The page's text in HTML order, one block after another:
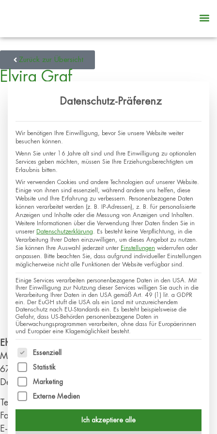
Zurück zur Übersicht
Elvira Graf
Elvira Graf
Mühltorstr. 27
67245
Lambsheim
Deutschland
Telefon:
Fax:
+49 6233 346673
E-Mail:
Datenschutz-Präferenz
Wir benötigen Ihre Einwilligung, bevor Sie unsere Website weiter
besuchen können.
Wenn Sie unter 16 Jahre alt sind und Ihre Einwilligung zu optionalen
Services geben möchten, müssen Sie Ihre Erziehungsberechtigten um
Erlaubnis bitten.
Wir verwenden Cookies und andere Technologien auf unserer Website.
Einige von ihnen sind essenziell, während andere uns helfen, diese
Website und Ihre Erfahrung zu verbessern.
Personenbezogene Daten
können verarbeitet werden (z. B. IP-Adressen), z. B. für personalisierte
Anzeigen und Inhalte oder die Messung von Anzeigen und Inhalten.
Weitere Informationen über die Verwendung Ihrer Daten finden Sie in
unserer Datenschutzerklärung
Es besteht keine Verpflichtung, in die
Verarbeitung Ihrer Daten einzuwilligen, um dieses Angebot zu nutzen.
Sie können Ihre Auswahl jederzeit unter Einstellungen widerrufen oder
anpassen.
Bitte beachten Sie, dass aufgrund individueller Einstellungen
möglicherweise nicht alle Funktionen der Website verfügbar sind.
Einige Services verarbeiten personenbezogene Daten in den USA. Mit
Ihrer Einwilligung zur Nutzung dieser Services willigen Sie auch in die
Verarbeitung Ihrer Daten in den USA gemäß Art. 49 (1) lit. a GDPR
ein. Der EuGH stuft die USA als ein Land mit unzureichendem
Datenschutz nach EU-Standards ein. Es besteht beispielsweise die
Gefahr, dass US-Behörden personenbezogene Daten in
Überwachungsprogrammen verarbeiten, ohne dass für Europäerinnen
und Europäer eine Klagemöglichkeit besteht.
Es folgt eine Liste der Service-Gruppen, für die
Essenziell
Statistik
Marketing
Externe Medien
Ich akzeptiere alle